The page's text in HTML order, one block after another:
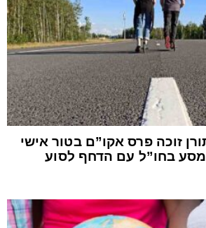
זוכה פרס אקו”ם בטור אישי
מסע בחו”ל עם הדחף לסוע